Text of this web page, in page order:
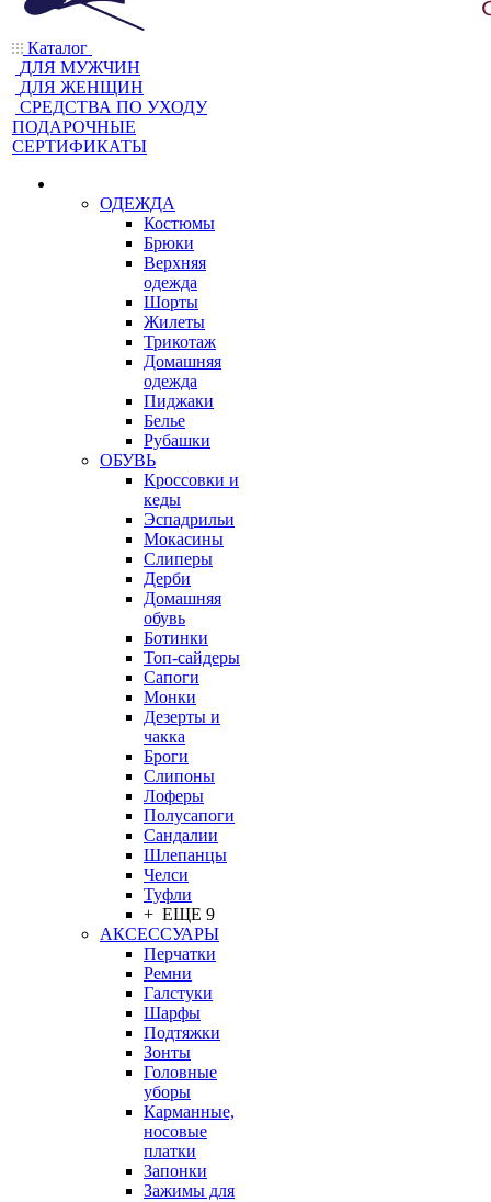
Каталог
ДЛЯ МУЖЧИН
ДЛЯ ЖЕНЩИН
CРЕДСТВА ПО УХОДУ
ПОДАРОЧНЫЕ
СЕРТИФИКАТЫ
ОДЕЖДА
Костюмы
Брюки
Верхняя
одежда
Шорты
Жилеты
Трикотаж
Домашняя
одежда
Пиджаки
Белье
Рубашки
ОБУВЬ
Кроссовки и
кеды
Эспадрильи
Мокасины
Слиперы
Дерби
Домашняя
обувь
Ботинки
Топ-сайдеры
Сапоги
Монки
Дезерты и
чакка
Броги
Слипоны
Лоферы
Полусапоги
Сандалии
Шлепанцы
Челси
Туфли
+ ЕЩЕ 9
АКСЕССУАРЫ
Перчатки
Ремни
Галстуки
Шарфы
Подтяжки
Зонты
Головные
уборы
Карманные,
носовые
платки
Запонки
Зажимы для